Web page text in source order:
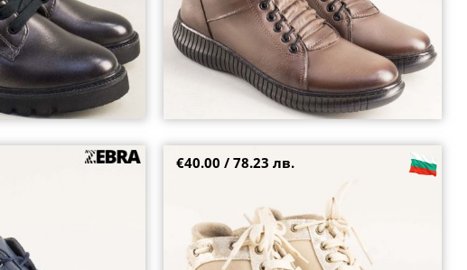
на гъвкаво ходило с
Български дамски боти на равно ходило с
€40.00 / 78.23 лв.